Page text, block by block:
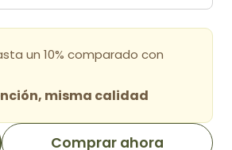
un 10% comparado con
misma calidad
Comprar ahora